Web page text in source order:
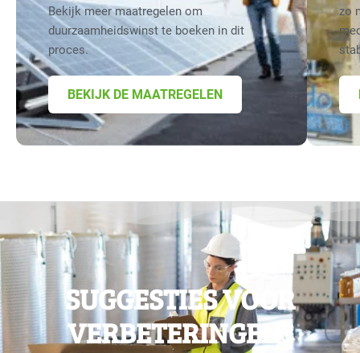
Bekijk meer maatregelen om
duurzaamheidswinst te boeken in dit
proces.
BEKIJK DE MAATREGELEN
zo
SUGGESTIES VOOR
VERBETERINGEN?